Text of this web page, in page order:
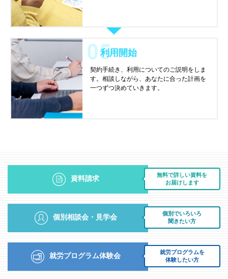
利用開始
契約手続き、利用についてのご説明をしま
す。相談しながら、あなたに合った計画を
一つずつ決めていきます。
無料で詳しい資料を
お届けします
資料請求
個別でいろいろ
聞きたい方
個別相談会・見学会
就労プログラムを
体験したい方
就労プログラム体験会